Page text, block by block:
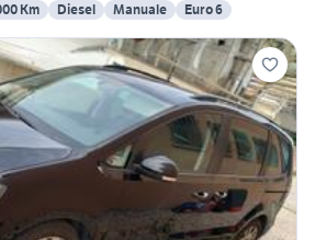
Km Diesel Manuale Euro 6